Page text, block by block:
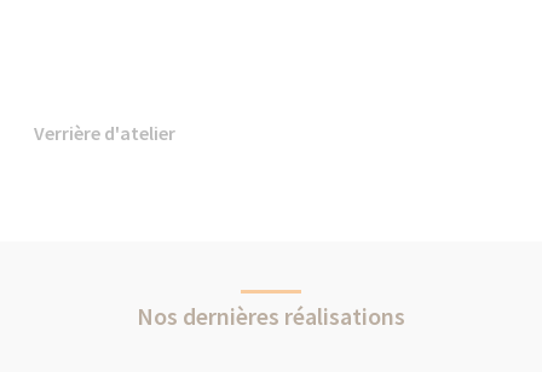
Verrière d'atelier
Nos dernières réalisations